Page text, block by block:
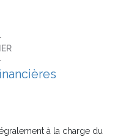
à la charge du